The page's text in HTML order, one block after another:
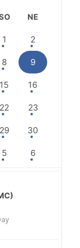
NE
1 2
8 9
15 16
22 23
29 30
5 6